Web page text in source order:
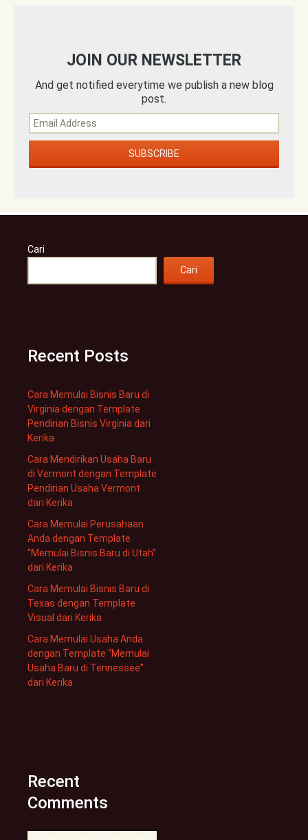
JOIN OUR NEWSLETTER
And get notified everytime we publish a new blog
post.
Cari
Cari
Recent Posts
Cara Memulai Bisnis Baru di
Virginia dengan Template
Pendirian Bisnis Virginia dari
Kerika
Cara Mendirikan Usaha Baru
di Vermont dengan Template
Pendirian Usaha Vermont
dari Kerika
Cara Memulai Perusahaan
Anda dengan Template
“Memulai Bisnis Baru di Utah”
dari Kerika
Cara Memulai Bisnis Baru di
Texas dengan Template
Visual dari Kerika
Cara Memulai Usaha Anda
dengan Template “Memulai
Usaha Baru di Tennessee”
dari Kerika
Recent
Comments